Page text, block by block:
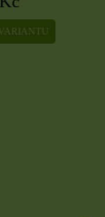
ZVOLTE